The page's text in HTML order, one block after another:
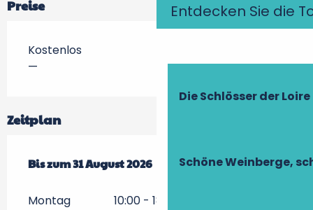
Entdecken Sie die
Die Schlösser der Loire
Schöne Weinberge,
Preise
Kostenlos
—
Zeitplan
vom27 Juni 2026bis zum 31 August 2026
Bis zum31 August 2026
Montag 10:00 - 18:00